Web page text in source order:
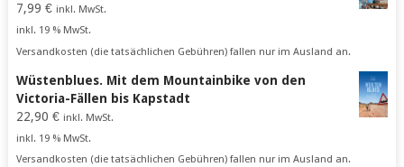
7,99 € inkl. MwSt.
inkl. 19 % MwSt.
Versandkosten (die tatsächlichen Gebühren) fallen nur im Ausland an.
Wüstenblues. Mit dem Mountainbike von den
Victoria-Fällen bis Kapstadt
22,90 € inkl. MwSt.
inkl. 19 % MwSt.
Versandkosten (die tatsächlichen Gebühren) fallen nur im Ausland an.